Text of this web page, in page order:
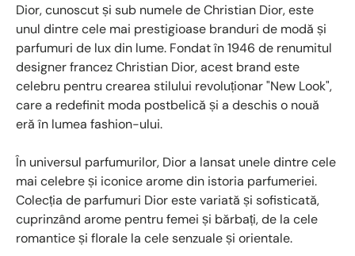
Dior, cunoscut și sub numele de Christian Dior, este
unul dintre cele mai prestigioase branduri de modă și
parfumuri de lux din lume. Fondat în 1946 de renumitul
designer francez Christian Dior, acest brand este
celebru pentru crearea stilului revoluționar "New Look",
care a redefinit moda postbelică și a deschis o nouă
eră în lumea fashion-ului.
În universul parfumurilor, Dior a lansat unele dintre cele
mai celebre și iconice arome din istoria parfumeriei.
Colecția de parfumuri Dior este variată și sofisticată,
cuprinzând arome pentru femei și bărbați, de la cele
romantice și florale la cele senzuale și orientale.